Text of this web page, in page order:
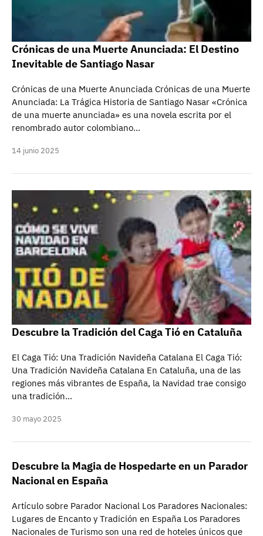
Crónicas de una Muerte Anunciada: El Destino
Inevitable de Santiago Nasar
Crónicas de una Muerte Anunciada Crónicas de una Muerte
Anunciada: La Trágica Historia de Santiago Nasar «Crónica
de una muerte anunciada» es una novela escrita por el
renombrado autor colombiano…
14 junio 2025
Descubre la Tradición del Caga Tió en Cataluña
El Caga Tió: Una Tradición Navideña Catalana El Caga Tió:
Una Tradición Navideña Catalana En Cataluña, una de las
regiones más vibrantes de España, la Navidad trae consigo
una tradición…
30 mayo 2025
Descubre la Magia de Hospedarte en un Parador
Nacional en España
Artículo sobre Parador Nacional Los Paradores Nacionales:
Lugares de Encanto y Tradición en España Los Paradores
Nacionales de Turismo son una red de hoteles únicos que